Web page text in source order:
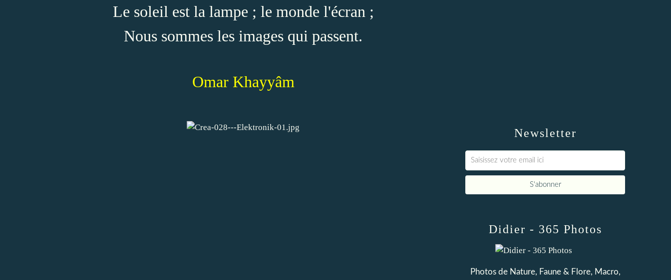
Le soleil est la lampe ; le monde l'écran ;
Nous sommes les images qui passent.
Omar Khayyâm
Newsletter
Didier - 365 Photos
Photos de Nature, Faune & Flore, Macro,